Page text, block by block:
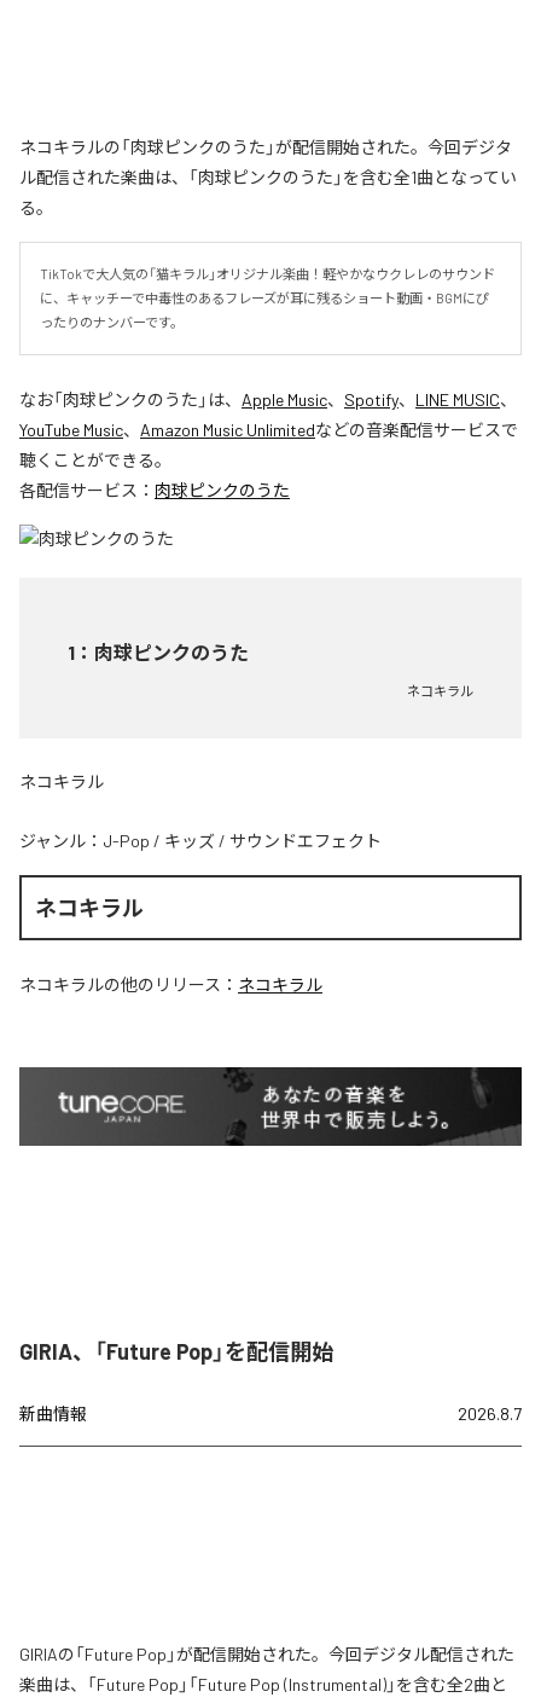
ネコキラルの「肉球ピンクのうた」が配信開始された。今回デジタ
ル配信された楽曲は、「肉球ピンクのうた」を含む全1曲となってい
る。
TikTokで大人気の「猫キラル」オリジナル楽曲！軽やかなウクレレのサウンド
に、キャッチーで中毒性のあるフレーズが耳に残るショート動画・BGMにぴ
ったりのナンバーです。
なお「肉球ピンクのうた 」は、 Apple Music、 Spotify、 LINE MUSIC、
YouTube Music、 Amazon Music Unlimitedなどの音楽配信サービスで
聴くことができる。
各配信サービス： 肉球ピンクのうた
1 ： 肉球ピンクのうた
ネコキラル
ネコキラル
ジャンル： J-Pop / キッズ / サウンドエフェクト
ネコキラル
ネコキラルの他のリリース： ネコキラル
GIRIA、「Future Pop」を配信開始
新曲情報 2026.8.7
GIRIAの「Future Pop」が配信開始された。今回デジタル配信された
楽曲は、「Future Pop」「Future Pop (Instrumental)」を含む全2曲と